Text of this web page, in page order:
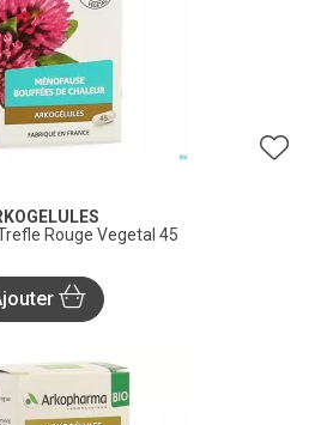
Rouge Vegetal 45